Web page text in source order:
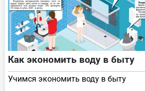
Как экономить воду в быту
Учимся экономить воду в быту